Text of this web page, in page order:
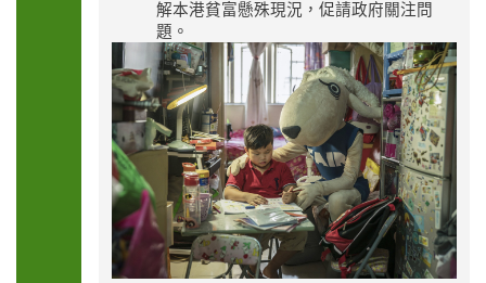
解本港貧富懸殊現況，促請政府關注問
題。